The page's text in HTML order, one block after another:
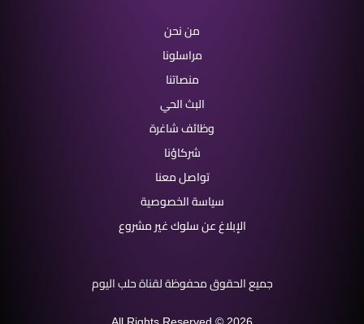
من نحن
مراسلونا
منصاتنا
البث الحي
وظائف شاغرة
شركاؤنا
تواصل معنا
سياسة الخصوصية
الإبلاغ عن سلوك غير مشروع
جميع الحقوق محفوظة لقناة حلب اليوم